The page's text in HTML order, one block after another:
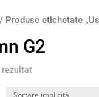
Produse etichetate
G2
rezultat